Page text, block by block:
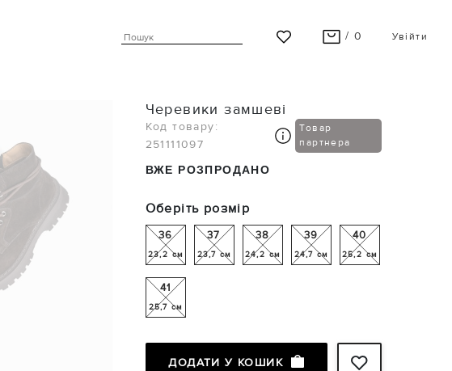
/ 0
Останні модні новинки чекають на Вас!
ПЕРЕГЛЯНУТИ
Увійти
Черевики замшеві
Код товару:
251111097
Товар
партнера
ВЖЕ РОЗПРОДАНО
Оберіть розмір
36
23,2 см
37
23,7 см
38
24,2 см
39
24,7 см
40
25,2 см
41
25,7 см
ДОДАТИ У КОШИК